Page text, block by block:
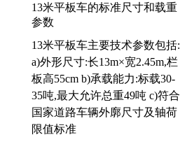
13米平板车的标准尺寸和载重
参数
13米平板车主要技术参数包括:
a)外形尺寸:长13m×宽2.45m,栏
板高55cm b)承载能力:标载30-
35吨,最大允许总重49吨 c)符合
国家道路车辆外廓尺寸及轴荷
限值标准